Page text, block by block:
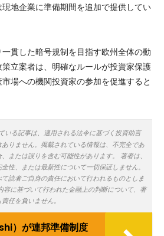
地企業に準備期間を追加で提供してい
貫した暗号規制を目指す欧州全体の動
立案者は、明確なルールが投資家保護
場への機関投資家の参加を促進すると
いる記事は、適用される法令に基づく投資助言
りません。掲載されている情報は、不完全であ
または誤りを含む可能性があります。 著者は、
性、または最新性について一切保証しません。
読者ご自身の責任において行われるものとしま
容に基づいて行われた金融上の判断について、著
任を負いません。
）が連邦準備制度